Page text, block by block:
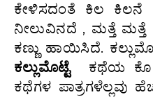
ಕೇಳಿಸದಂತೆ ಕಿಲ
ನೀಲುವಿನದೆ , ಮತ್ತೆ ಮತ್ತೆ
ಕಣ್ಣು ಹಾಯಿಸಿದೆ.
ಕಲ್ಲುಮೊಟ್ಟೆ
ಕಥೆಯ
ಕಥೆಗಳ ಪಾತ್ರಗಳೆಲ್ಲವು